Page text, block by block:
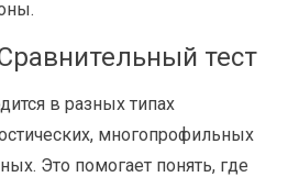
тест
в разных типах
многопрофильных
Это помогает понять, где